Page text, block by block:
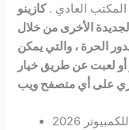
العادي .كازينو
الأخرى من خلال
الحرة ، والتي يمكن
أو لعبت عن طريق خيار
2026